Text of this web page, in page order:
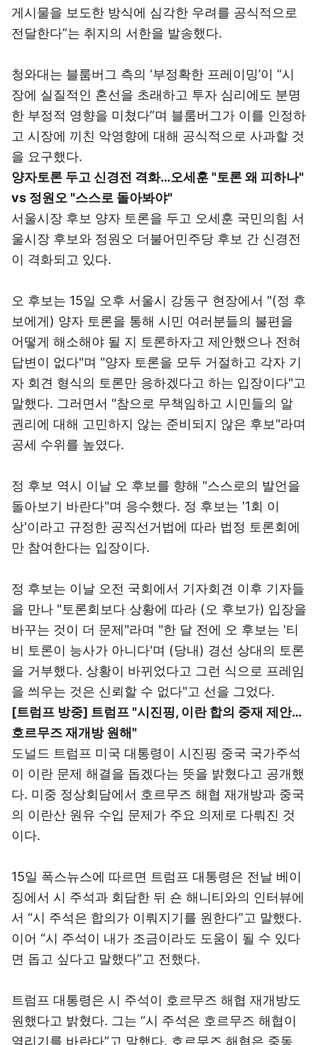
게시물을 보도한 방식에 심각한 우려를 공식적으로
전달한다”는 취지의 서한을 발송했다.
청와대는 블룸버그 측의 ‘부정확한 프레이밍’이 “시
장에 실질적인 혼선을 초래하고 투자 심리에도 분명
한 부정적 영향을 미쳤다”며 블룸버그가 이를 인정하
고 시장에 끼친 악영향에 대해 공식적으로 사과할 것
을 요구했다.
양자토론 두고 신경전 격화…오세훈 "토론 왜 피하나"
vs 정원오 "스스로 돌아봐야"
서울시장 후보 양자 토론을 두고 오세훈 국민의힘 서
울시장 후보와 정원오 더불어민주당 후보 간 신경전
이 격화되고 있다.
오 후보는 15일 오후 서울시 강동구 현장에서 "(정 후
보에게) 양자 토론을 통해 시민 여러분들의 불편을
어떻게 해소해야 될 지 토론하자고 제안했으나 전혀
답변이 없다"며 "양자 토론을 모두 거절하고 각자 기
자 회견 형식의 토론만 응하겠다고 하는 입장이다"고
말했다. 그러면서 "참으로 무책임하고 시민들의 알
권리에 대해 고민하지 않는 준비되지 않은 후보"라며
공세 수위를 높였다.
정 후보 역시 이날 오 후보를 향해 "스스로의 발언을
돌아보기 바란다"며 응수했다. 정 후보는 '1회 이
상'이라고 규정한 공직선거법에 따라 법정 토론회에
만 참여한다는 입장이다.
정 후보는 이날 오전 국회에서 기자회견 이후 기자들
을 만나 "토론회보다 상황에 따라 (오 후보가) 입장을
바꾸는 것이 더 문제"라며 "한 달 전에 오 후보는 '티
비 토론이 능사가 아니다'며 (당내) 경선 상대의 토론
을 거부했다. 상황이 바뀌었다고 그런 식으로 프레임
을 씌우는 것은 신뢰할 수 없다"고 선을 그었다.
[트럼프 방중] 트럼프 "시진핑, 이란 합의 중재 제안…
호르무즈 재개방 원해"
도널드 트럼프 미국 대통령이 시진핑 중국 국가주석
이 이란 문제 해결을 돕겠다는 뜻을 밝혔다고 공개했
다. 미중 정상회담에서 호르무즈 해협 재개방과 중국
의 이란산 원유 수입 문제가 주요 의제로 다뤄진 것
이다.
15일 폭스뉴스에 따르면 트럼프 대통령은 전날 베이
징에서 시 주석과 회담한 뒤 숀 해니티와의 인터뷰에
서 “시 주석은 합의가 이뤄지기를 원한다”고 말했다.
이어 “시 주석이 내가 조금이라도 도움이 될 수 있다
면 돕고 싶다고 말했다”고 전했다.
트럼프 대통령은 시 주석이 호르무즈 해협 재개방도
원했다고 밝혔다. 그는 “시 주석은 호르무즈 해협이
열리기를 바란다”고 말했다. 호르무즈 해협은 중동